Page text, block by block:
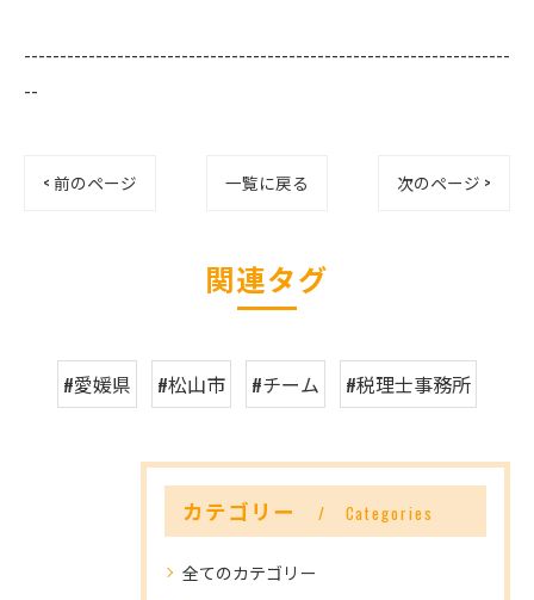
--------------------------------------------------------------------
--
< 前のページ 一覧に戻る 次のページ >
関連タグ
#愛媛県 #松山市 #チーム #税理士事務所
カテゴリー Categories
全てのカテゴリー